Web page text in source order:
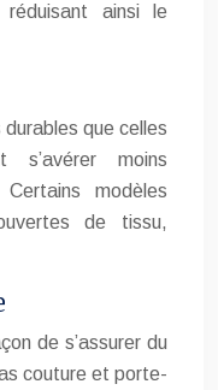
ainsi le
que celles
s’avérer moins
modèles
de tissu,
de s’assurer du
couture et porte-